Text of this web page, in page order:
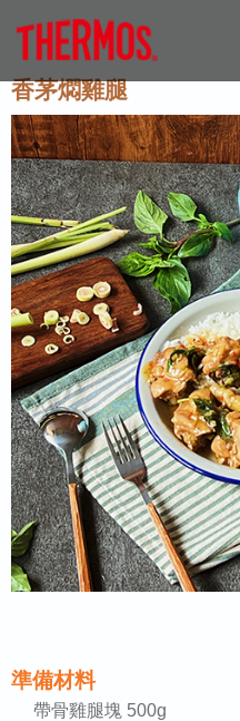
香茅燜雞腿
準備材料
帶骨雞腿塊 500g